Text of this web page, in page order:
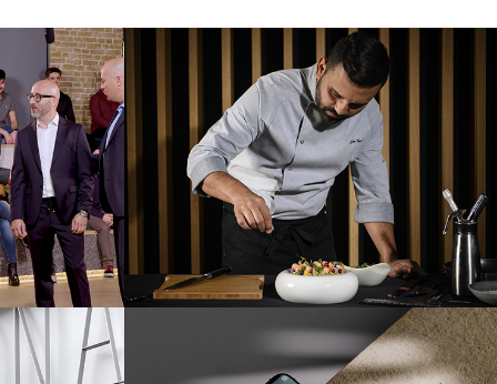
Fotografia gastronòmica
per a Negresco
Restaurant
Producció fotogràfica i audiovisual